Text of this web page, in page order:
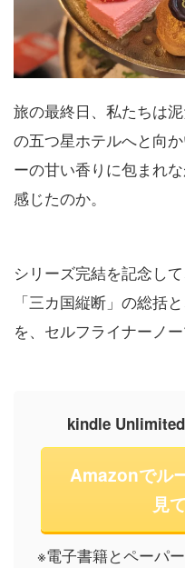
旅の最終日、私たちは
の五つ星ホテルへと向
ーの甘い香りに包まれ
感じたのか。
シリーズ完結を記念し
「三カ国縦断」の総括
を、セルフライナーノ
kindle Unlimited
Amazonでル
見
※電子書籍とペーパ